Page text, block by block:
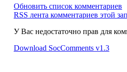
Обновить список комментариев
RSS лента комментариев этой
У Вас недостаточно прав для
Download SocComments v1.3